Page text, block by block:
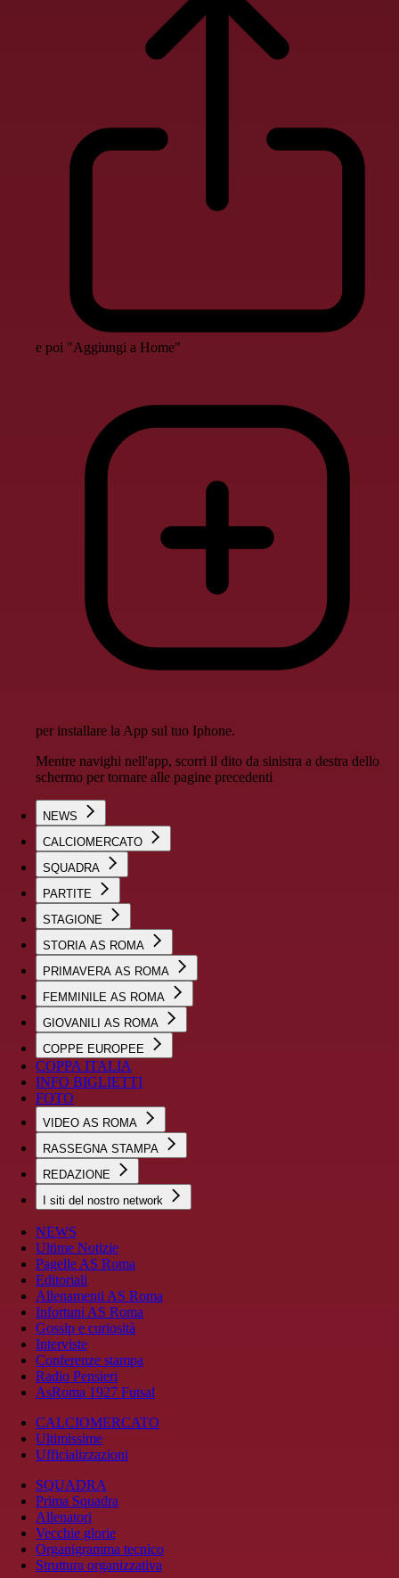
e poi "Aggiungi a Home"
per installare la App sul tuo Iphone.
Mentre navighi nell'app, scorri il dito da sinistra a destra dello
schermo per tornare alle pagine precedenti
NEWS
CALCIOMERCATO
SQUADRA
PARTITE
STAGIONE
STORIA AS ROMA
PRIMAVERA AS ROMA
FEMMINILE AS ROMA
GIOVANILI AS ROMA
COPPE EUROPEE
COPPA ITALIA
INFO BIGLIETTI
FOTO
VIDEO AS ROMA
RASSEGNA STAMPA
REDAZIONE
I siti del nostro network
NEWS
Ultime Notizie
Pagelle AS Roma
Editoriali
Allenamenti AS Roma
Infortuni AS Roma
Gossip e curiosità
Interviste
Conferenze stampa
Radio Pensieri
AsRoma 1927 Futsal
CALCIOMERCATO
Ultimissime
Ufficializzazioni
SQUADRA
Prima Squadra
Allenatori
Vecchie glorie
Organigramma tecnico
Struttura organizzativa